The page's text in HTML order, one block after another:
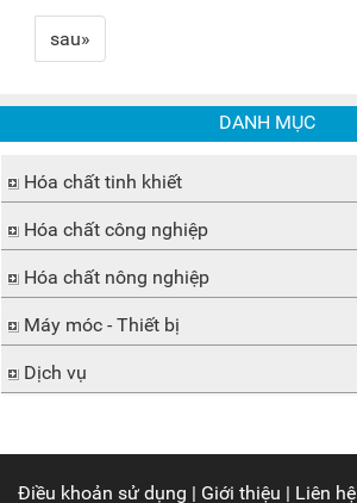
sau»
DANH MỤC
Hóa chất tinh khiết
Hóa chất công nghiệp
Hóa chất nông nghiệp
Máy móc - Thiết bị
Dịch vụ
Điều khoản sử dụng | Giới thiệu | Liên hệ